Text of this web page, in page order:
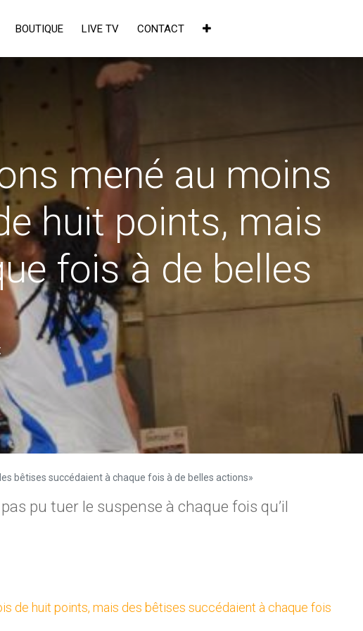
BOUTIQUE LIVE TV CONTACT
mené au moins
huit points, mais
fois à de belles
bêtises succédaient à chaque fois à de belles actions»
pu tuer le suspense à chaque fois qu’il
de huit points, mais des bêtises succédaient à chaque fois
de
×